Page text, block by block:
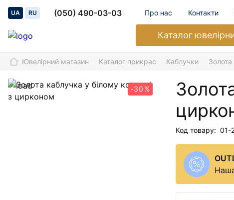
UA RU (050) 490-03-03 Про нас Контакти
Каталог
Ювелірний магазин Каталог прикрас Каблучки
-30%
Код товару: 01-